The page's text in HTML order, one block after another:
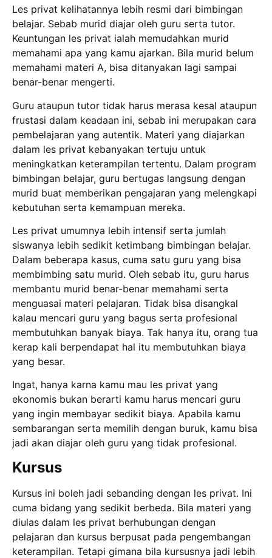
Les privat kelihatannya lebih resmi dari bimbingan
belajar. Sebab murid diajar oleh guru serta tutor.
Keuntungan les privat ialah memudahkan murid
memahami apa yang kamu ajarkan. Bila murid belum
memahami materi A, bisa ditanyakan lagi sampai
benar-benar mengerti.
Guru ataupun tutor tidak harus merasa kesal ataupun
frustasi dalam keadaan ini, sebab ini merupakan cara
pembelajaran yang autentik. Materi yang diajarkan
dalam les privat kebanyakan tertuju untuk
meningkatkan keterampilan tertentu. Dalam program
bimbingan belajar, guru bertugas langsung dengan
murid buat memberikan pengajaran yang melengkapi
kebutuhan serta kemampuan mereka.
Les privat umumnya lebih intensif serta jumlah
siswanya lebih sedikit ketimbang bimbingan belajar.
Dalam beberapa kasus, cuma satu guru yang bisa
membimbing satu murid. Oleh sebab itu, guru harus
membantu murid benar-benar memahami serta
menguasai materi pelajaran. Tidak bisa disangkal
kalau mencari guru yang bagus serta profesional
membutuhkan banyak biaya. Tak hanya itu, orang tua
kerap kali berpendapat hal itu membutuhkan biaya
yang besar.
Ingat, hanya karna kamu mau les privat yang
ekonomis bukan berarti kamu harus mencari guru
yang ingin membayar sedikit biaya. Apabila kamu
sembarangan serta memilih dengan buruk, kamu bisa
jadi akan diajar oleh guru yang tidak profesional.
Kursus
Kursus ini boleh jadi sebanding dengan les privat. Ini
cuma bidang yang sedikit berbeda. Bila materi yang
diulas dalam les privat berhubungan dengan
pelajaran dan kursus berpusat pada pengembangan
keterampilan. Tetapi gimana bila kursusnya jadi lebih